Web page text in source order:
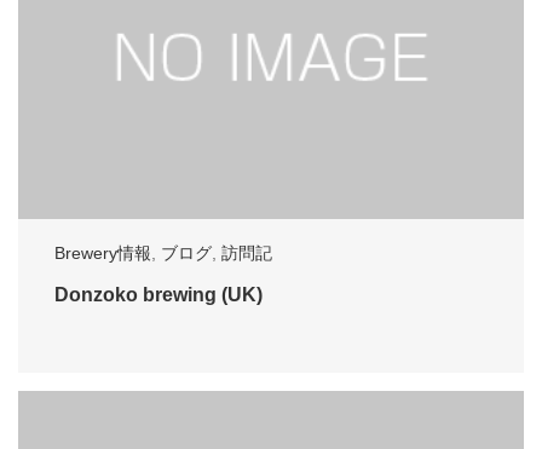
Brewery情報, ブログ, 訪問記
Donzoko brewing (UK)